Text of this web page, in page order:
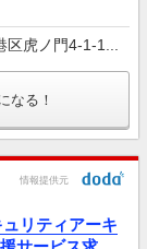
虎ノ門4-1-1...
なる！
情報提供元
リティアーキ